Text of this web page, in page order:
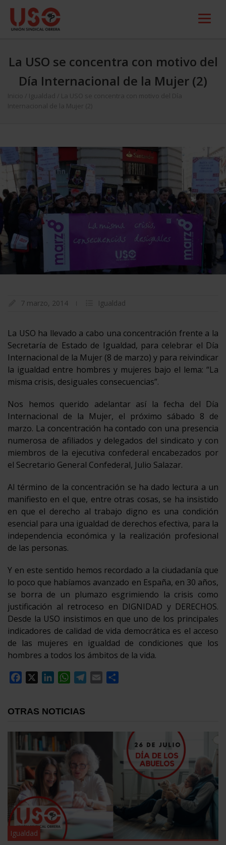
La USO se concentra con motivo del
Día Internacional de la Mujer (2)
Inicio Igualdad
La USO se concentra con motivo del Día
Internacional de la Mujer (2)
7 marzo, 2014 Igualdad
La USO ha llevado a cabo una concentración frente a la
Secretaría de Estado de Igualdad, para celebrar el Día
Internacional de la Mujer (8 de marzo) y para reivindicar
la igualdad entre hombres y mujeres bajo el lema: “La
misma crisis, desiguales consecuencias”.
Nos hemos querido adelantar así la fecha del Día
Internacional de la Mujer, el próximo sábado 8 de
marzo. La concentración ha contado con una presencia
numerosa de afiliados y delegados del sindicato y con
miembros de la ejecutiva confederal encabezados por
el Secretario General Confederal, Julio Salazar.
Al término de la concentración se ha dado lectura a un
manifiesto en el que, entre otras cosas, se ha insistido
en que el derecho al trabajo digno es una condición
esencial para una igualdad de derechos efectiva, para la
independencia económica y la realización profesional
de las personas.
Y en este sentido hemos recordado a la ciudadanía que
lo poco que habíamos avanzado en España, en 30 años,
se borra de un plumazo esgrimiendo la crisis como
justificación al retroceso en DIGNIDAD y DERECHOS.
Desde la USO insistimos en que uno de los principales
indicadores de calidad de vida democrática es el acceso
de las mujeres en igualdad de condiciones que los
hombres a todos los ámbitos de la vida.
Facebook
LinkedInWhatsApp
Telegram
Email
OTRAS NOTICIAS
Igualdad